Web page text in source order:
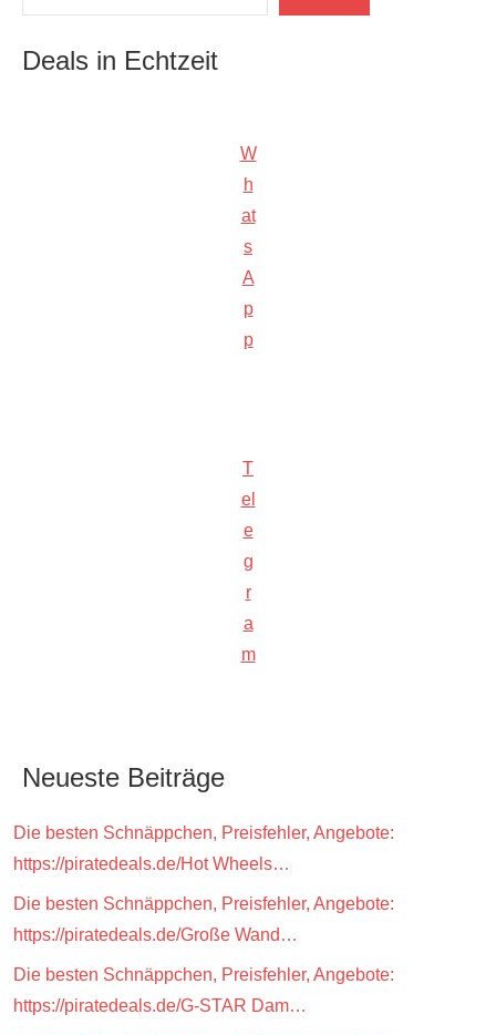
Deals in Echtzeit
W
h
at
s
A
p
p
T
el
e
g
r
a
m
Neueste Beiträge
Die besten Schnäppchen, Preisfehler, Angebote:
https://piratedeals.de/Hot Wheels…
Die besten Schnäppchen, Preisfehler, Angebote:
https://piratedeals.de/Große Wand…
Die besten Schnäppchen, Preisfehler, Angebote:
https://piratedeals.de/G-STAR Dam…